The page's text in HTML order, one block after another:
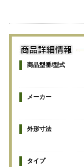
商品型番/型式
メーカー
外形寸法
タイプ